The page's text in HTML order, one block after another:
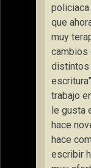
que
muy
cambios
distintos
trabajo
le gusta
hace
hace
escribir